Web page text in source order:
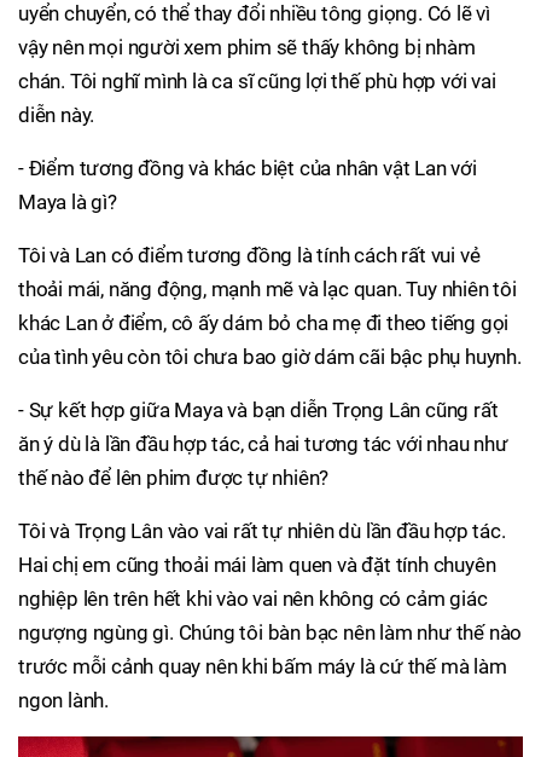
uyển chuyển, có thể thay đổi nhiều tông giọng. Có lẽ vì
vậy nên mọi người xem phim sẽ thấy không bị nhàm
chán. Tôi nghĩ mình là ca sĩ cũng lợi thế phù hợp với vai
diễn này.
- Điểm tương đồng và khác biệt của nhân vật Lan với
Maya là gì?
Tôi và Lan có điểm tương đồng là tính cách rất vui vẻ
thoải mái, năng động, mạnh mẽ và lạc quan. Tuy nhiên tôi
khác Lan ở điểm, cô ấy dám bỏ cha mẹ đi theo tiếng gọi
của tình yêu còn tôi chưa bao giờ dám cãi bậc phụ huynh.
- Sự kết hợp giữa Maya và bạn diễn Trọng Lân cũng rất
ăn ý dù là lần đầu hợp tác, cả hai tương tác với nhau như
thế nào để lên phim được tự nhiên?
Tôi và Trọng Lân vào vai rất tự nhiên dù lần đầu hợp tác.
Hai chị em cũng thoải mái làm quen và đặt tính chuyên
nghiệp lên trên hết khi vào vai nên không có cảm giác
ngượng ngùng gì. Chúng tôi bàn bạc nên làm như thế nào
trước mỗi cảnh quay nên khi bấm máy là cứ thế mà làm
ngon lành.